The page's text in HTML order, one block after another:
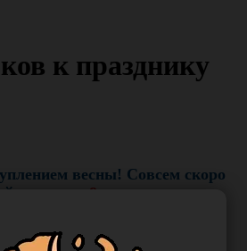
к празднику
весны! Совсем скоро
праздник 8 марта
отличные подарки!